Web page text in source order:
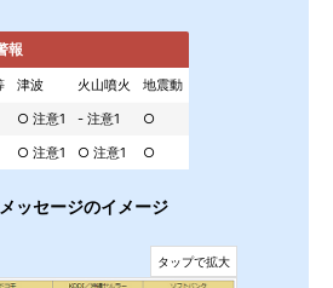
報
津波 火山噴火
地震動
○ 注意1 - 注意1
○
○ 注意1 ○ 注意1 ○
ッセージのイメージ